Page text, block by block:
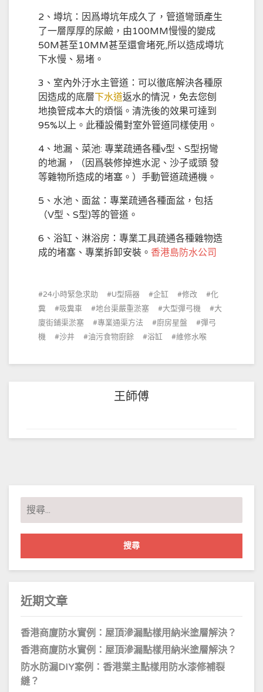
2、墫坑：因爲墫坑年成久了，管道彎頭產生
了一層厚厚的尿鹼，由100MM慢慢的變成
50M甚至10MM甚至還會堵死,所以造成墫坑
下水慢、易堵。
3、室內外汙水主管道：可以徹底解決各種原
因造成的底層下水道返水的情況，免去您刨
地換管成本大的煩惱。清洗後的效果可達到
95%以上。此種設備對室外管道同樣使用。
4、地漏、菜池: 專業疏通各種v型、S型拐彎
的地漏，（因爲裝修掉進水泥、沙子或頭 發
等雜物所造成的堵塞。）手動管道疏通機。
5、水池、面盆：專業疏通各種面盆，包括
（V型、S型)等的管道。
6、浴缸、淋浴房：專業工具疏通各種雜物造
成的堵塞、專業拆卸安裝。 香港島防水公司
24小時緊急求助 U型隔器 企缸 修改
化
糞
吸糞車 地台渠嚴重淤塞 大型彈弓機
大
廈街鋪渠淤塞
專業通渠方法 廚房星盤
彈弓
機
沙井 油污食物廚餘 浴缸 維修水喉
王師傅
搜
尋
關
字:
近期文章
香港商廈防水實例：屋頂滲漏點樣用納米塗層解決？
香港商廈防水實例：屋頂滲漏點樣用納米塗層解決？
防水防漏DIY案例：香港業主點樣用防水漆修補裂
縫？